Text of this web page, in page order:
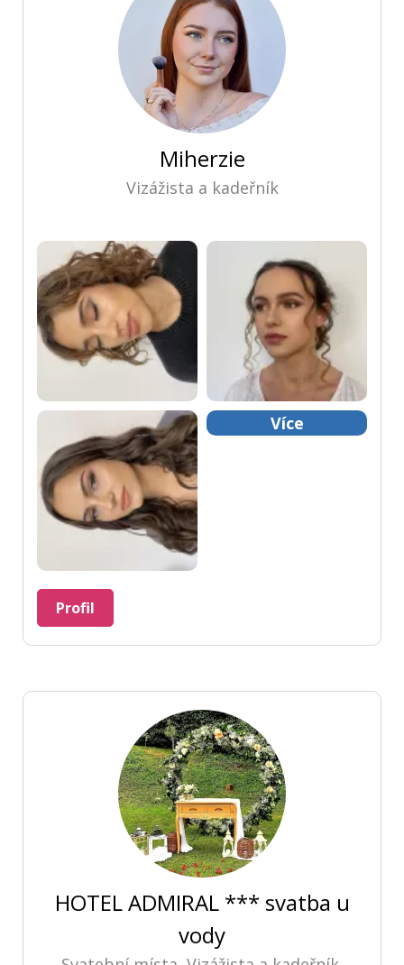
Miherzie
Vizážista a kadeřník
Více
Profil
HOTEL ADMIRAL *** svatba u
vody